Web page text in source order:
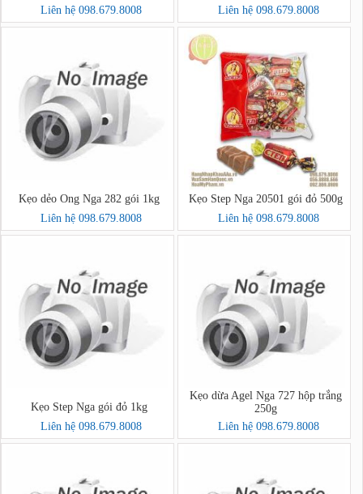
Liên hệ 098.679.8008
Liên hệ 098.679.8008
Kẹo dẻo Ong Nga 282 gói 1kg
Liên hệ 098.679.8008
Kẹo Step Nga 20501 gói đỏ 500g
Liên hệ 098.679.8008
Kẹo Step Nga gói đỏ 1kg
Liên hệ 098.679.8008
Kẹo dừa Agel Nga 727 hộp trắng
250g
Liên hệ 098.679.8008